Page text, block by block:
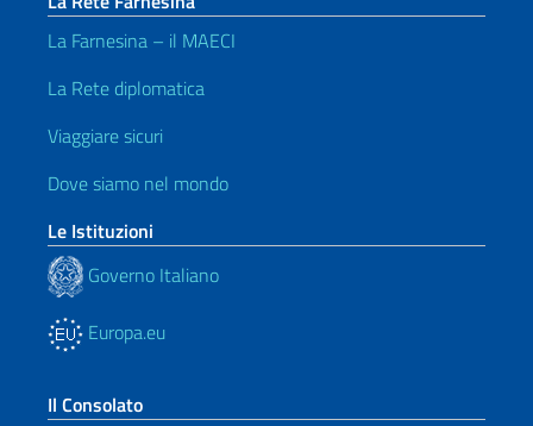
La Farnesina – il MAECI
La Rete diplomatica
Viaggiare sicuri
Dove siamo nel mondo
Le Istituzioni
Governo Italiano
Europa.eu
Il Consolato